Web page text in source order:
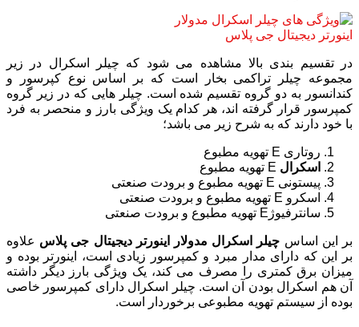
در تقسیم بندی بالا مشاهده می شود که چیلر اسکرال در زیر
مجموعه چیلر تراکمی بخار است که بر اساس نوع کپرسور و
کندانسور به دو گروه تقسیم شده است. چیلر هایی که در زیر گروه
کمپرسور قرار گرفته اند، هر کدام یک ویژگی بارز و منحصر به فرد
با خود دارند که به شرح زیر می باشد؛
روتاری E تهویه مطبوع
اسکرال E تهویه مطبوع
پیستونی E تهویه مطبوع و برودت صنعتی
اسکرو E تهویه مطبوع و برودت صنعتی
سانترفیوژE تهویه مطبوع و برودت صنعتی
بر این اساس چیلر اسکرال مدولار اینورتر دیجیتال جی پلاس علاوه
بر این که دارای مدار مبرد و کمپرسور زیادی است، اینورتر بوده و
میزان برق کمتری را مصرف می کند، یک ویژگی بارز دیگر داشته
آن هم اسکرال بودن آن است. چیلر اسکرال دارای کمپرسور خاصی
بوده از سیستم تهویه مطبوعی برخوردار است.